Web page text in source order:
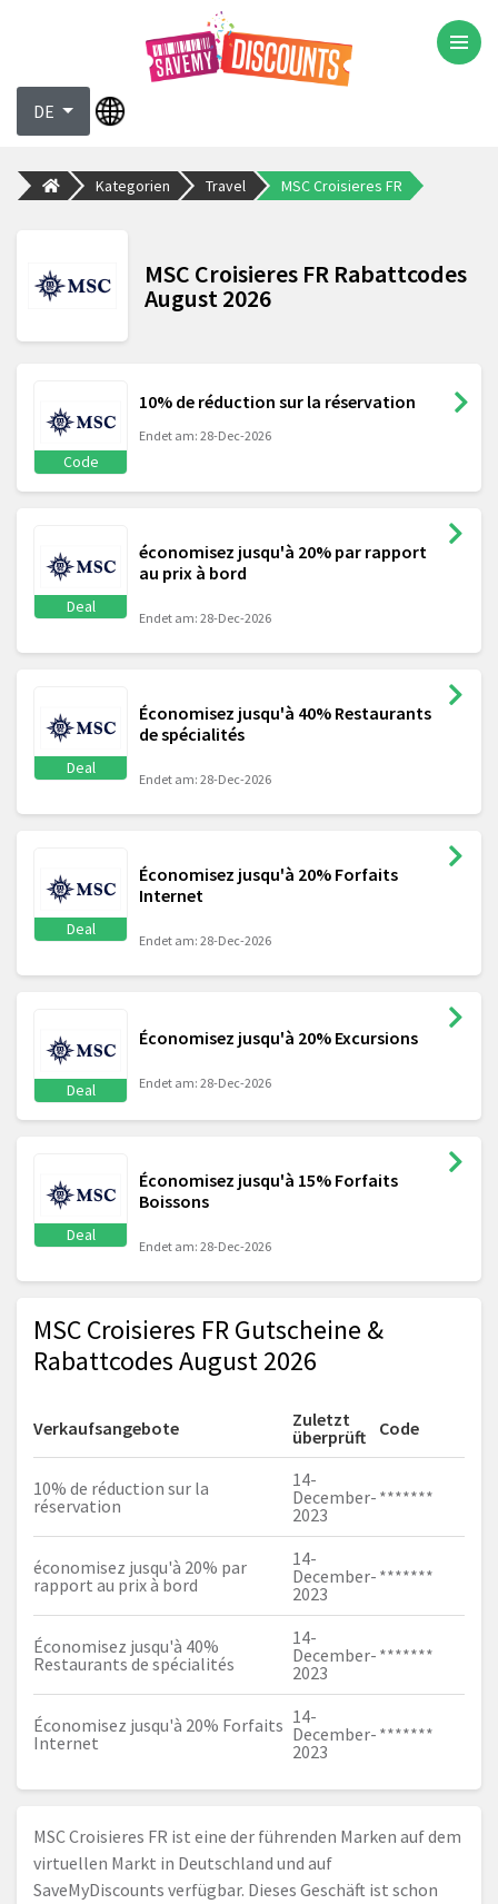
DE
Kategorien Travel MSC Croisieres FR
MSC Croisieres FR Rabattcodes
August 2026
Code
10% de réduction sur la réservation
Endet am: 28-Dec-2026
Deal
économisez jusqu'à 20% par rapport
au prix à bord
Endet am: 28-Dec-2026
Deal
Économisez jusqu'à 40% Restaurants
de spécialités
Endet am: 28-Dec-2026
Deal
Économisez jusqu'à 20% Forfaits
Internet
Endet am: 28-Dec-2026
Deal
Économisez jusqu'à 20% Excursions
Endet am: 28-Dec-2026
Deal
Économisez jusqu'à 15% Forfaits
Boissons
Endet am: 28-Dec-2026
MSC Croisieres FR Gutscheine &
Rabattcodes August 2026
Verkaufsangebote
Zuletzt
überprüft
Code
10% de réduction sur la
réservation
14-
December-
2023
*******
économisez jusqu'à 20% par
rapport au prix à bord
14-
December-
2023
*******
Économisez jusqu'à 40%
Restaurants de spécialités
14-
December-
2023
*******
Économisez jusqu'à 20% Forfaits
Internet
14-
December-
2023
*******
MSC Croisieres FR ist eine der führenden Marken auf dem
virtuellen Markt in Deutschland und auf
SaveMyDiscounts verfügbar. Dieses Geschäft ist schon